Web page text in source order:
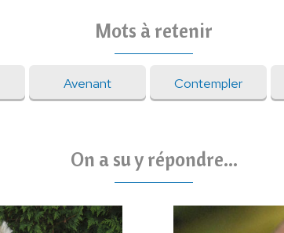
Mots à retenir
Avenant Contempler
On a su y répondre...